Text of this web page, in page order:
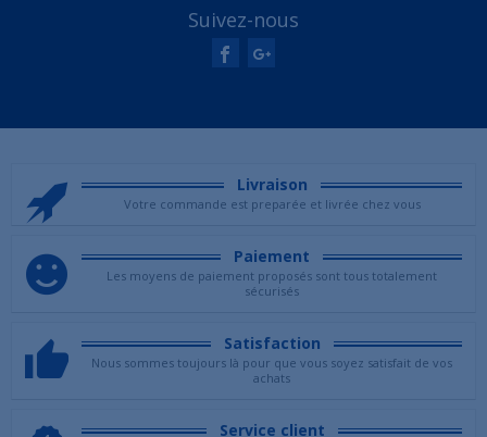
Suivez-nous
Livraison
Votre commande est preparée et livrée chez vous
Paiement
Les moyens de paiement proposés sont tous totalement
sécurisés
Satisfaction
Nous sommes toujours là pour que vous soyez satisfait de vos
achats
Service client